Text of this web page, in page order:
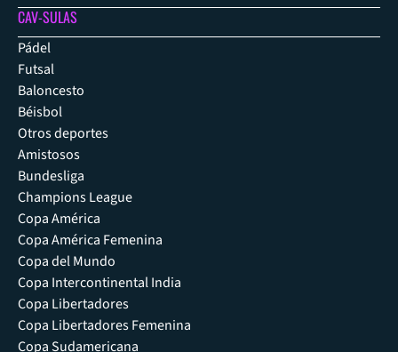
CAV-SULAS
Pádel
Futsal
Baloncesto
Béisbol
Otros deportes
Amistosos
Bundesliga
Champions League
Copa América
Copa América Femenina
Copa del Mundo
Copa Intercontinental India
Copa Libertadores
Copa Libertadores Femenina
Copa Sudamericana